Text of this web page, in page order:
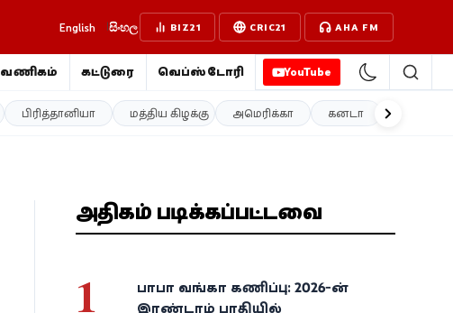
English සිංහල BIZ21 CRIC21 AHA FM
வணிகம் கட்டுரை வெப்ஸ்டோரி YouTube
பிரித்தானியா மத்திய கிழக்கு அமெரிக்கா கனடா
அதிகம் படிக்கப்பட்டவை
1
பாபா வங்கா கணிப்பு: 2026-ன்
இரண்டாம் பாதியில்